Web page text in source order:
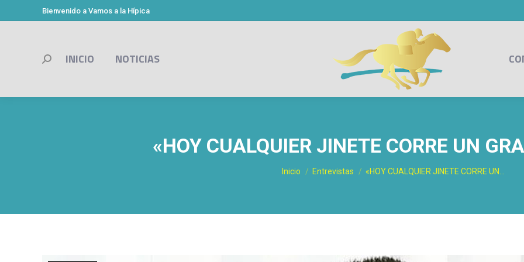
Bienvenido a Vamos a la Hípica
INICIO NOTICIAS
Buscar:
«HOY CUALQUIER JINETE CORRE UN
Estás aquí:
Inicio Entrevistas «HOY CUALQUIER JINETE CORRE UN…